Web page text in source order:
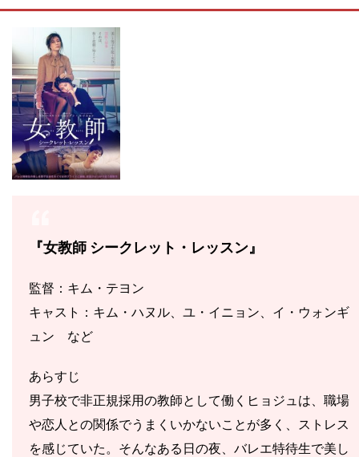
『女教師 シークレット・レッスン』
監督：キム・テヨン
キャスト：キム・ハヌル、ユ・イニョン、イ・ウォンギ
ュン など
あらすじ
男子校で非正規採用の教師として働くヒョジュは、職場
や恋人との関係でうまくいかないことが多く、ストレス
を感じていた。そんなある日の夜、バレエ特待生で美し